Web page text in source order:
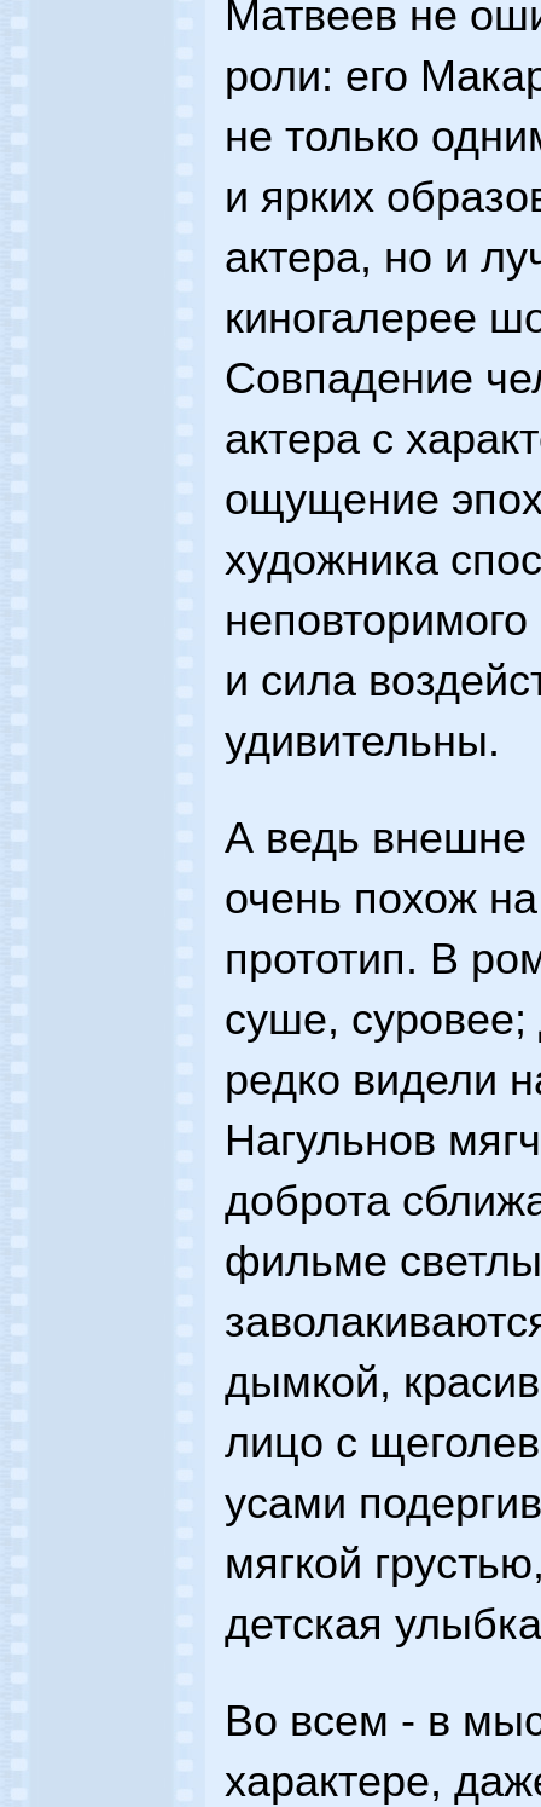
Матвеев не
роли: его
не только
и ярких
актера, но и
киногалерее
Совпадение
актера с
ощущение
художника
и сила
удивительны.
А ведь внешне
очень похож
прототип. В
суше, суровее;
редко видели
Нагульнов
доброта
фильме
дымкой,
лицо с
усами
мягкой
детская
Во всем - в
характере,